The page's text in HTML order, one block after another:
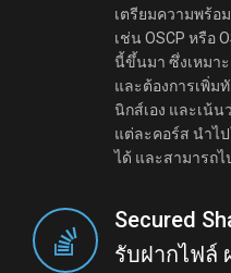
เตรียมความพร้อ
เช่น OSCP หรือ
นี้ขึ้นมา ซึ่งเหมา
และต้องการเพิ่ม
นิกส์เอง และเน้
แต่ละคอร์ส นำไ
ได้ และสามารถ
Secured
รับฝากไฟล์